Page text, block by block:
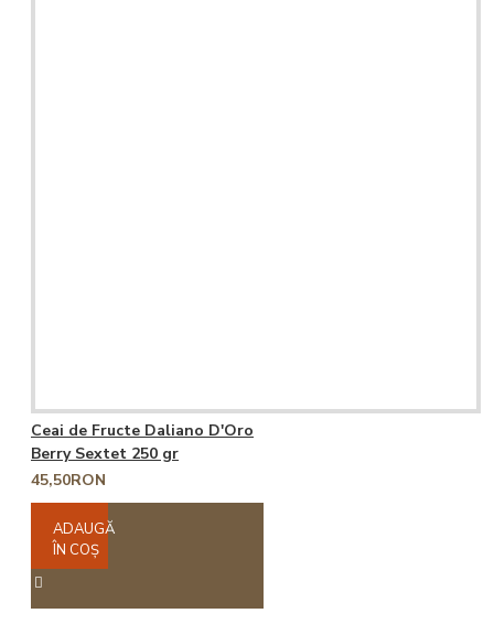
Ceai de Fructe Daliano D'Oro
Berry Sextet 250 gr
45,50RON
ADAUGĂ
ÎN COŞ